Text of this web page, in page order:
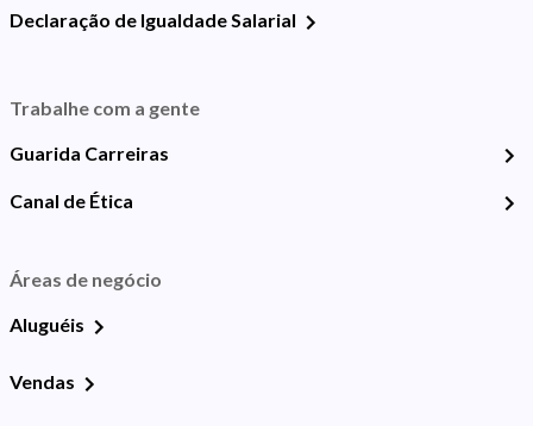
Declaração de Igualdade Salarial
Trabalhe com a gente
Guarida Carreiras
Canal de Ética
Áreas de negócio
Aluguéis
Vendas